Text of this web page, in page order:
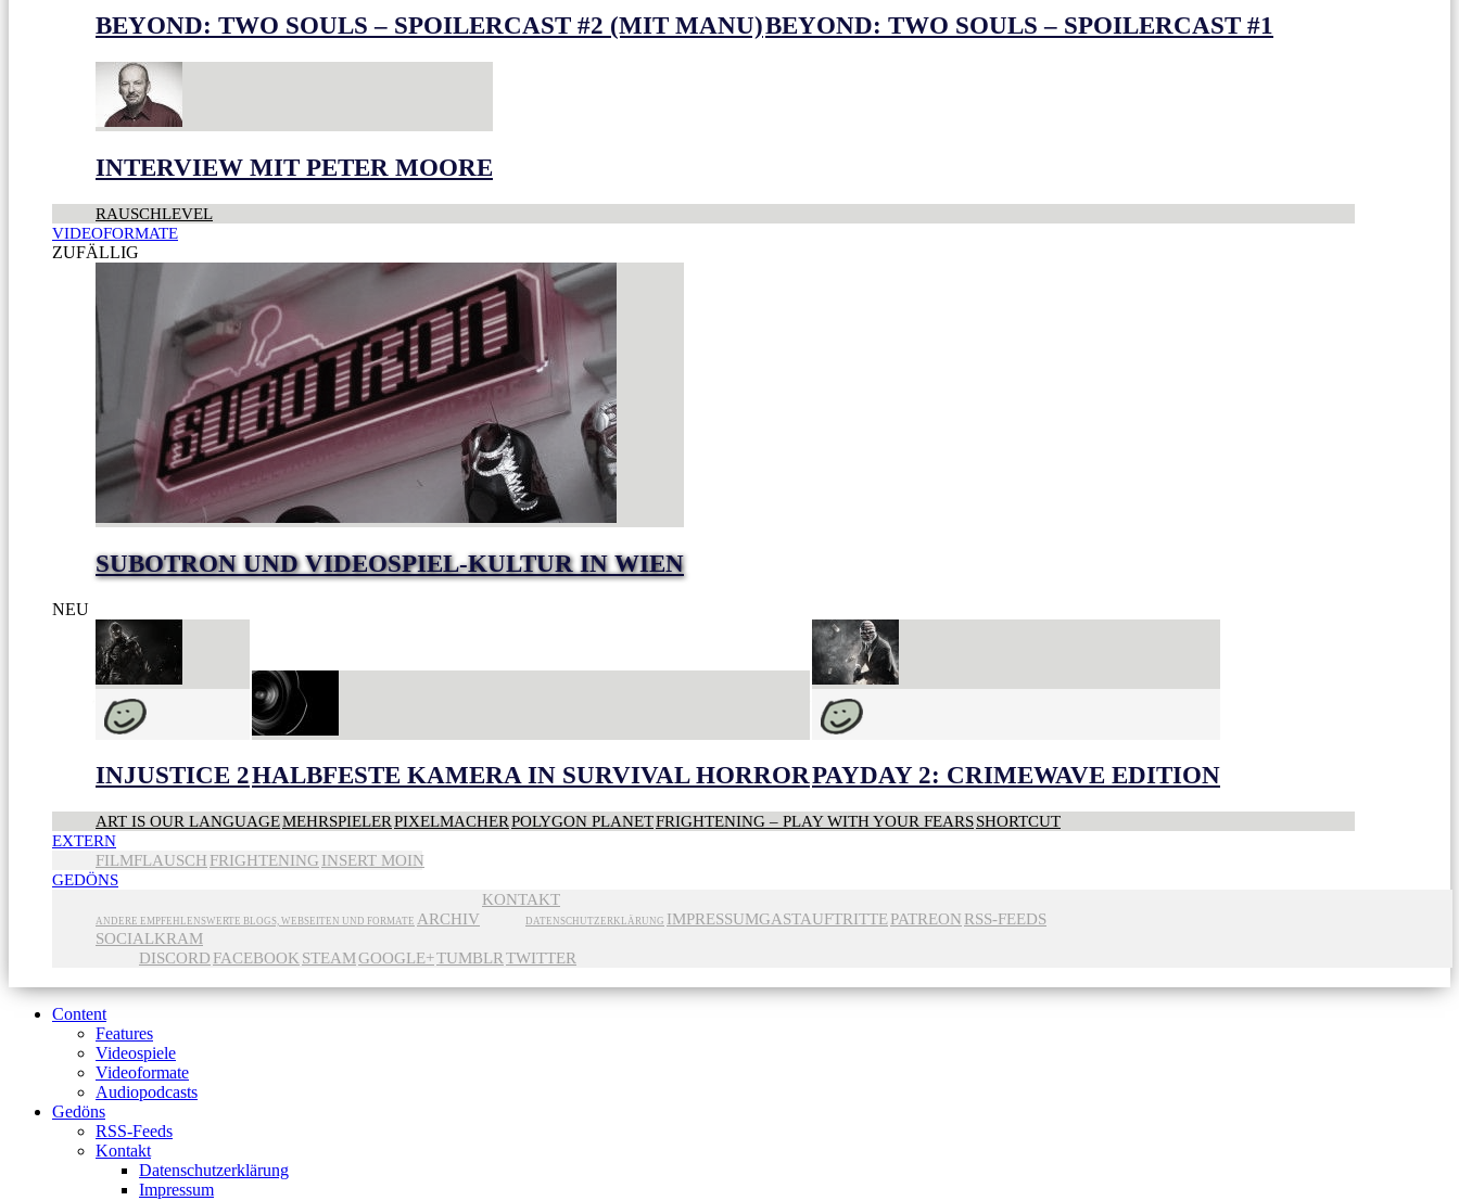
BEYOND: TWO SOULS – SPOILERCAST #2 (MIT MANU)BEYOND: TWO SOULS – SPOILERCAST #1
INTERVIEW MIT PETER MOORE
RAUSCHLEVEL
VIDEOFORMATE
ZUFÄLLIG
SUBOTRON UND VIDEOSPIEL-KULTUR IN WIEN
NEU
INJUSTICE 2HALBFESTE KAMERA IN SURVIVAL HORRORPAYDAY 2: CRIMEWAVE EDITION
ART IS OUR LANGUAGEMEHRSPIELERPIXELMACHERPOLYGON PLANETFRIGHTENING – PLAY WITH YOUR FEARSSHORTCUT
EXTERN
FILMFLAUSCH FRIGHTENING INSERT MOIN
GEDÖNS
ANDERE EMPFEHLENSWERTE BLOGS, WEBSEITEN UND FORMATE ARCHIV
KONTAKT
DATENSCHUTZERKLÄRUNG IMPRESSUMGASTAUFTRITTEPATREON RSS-FEEDS
SOCIALKRAM
DISCORD FACEBOOK STEAMGOOGLE+TUMBLRTWITTER
Content
Features
Videospiele
Videoformate
Audiopodcasts
Gedöns
RSS-Feeds
Kontakt
Datenschutzerklärung
Impressum